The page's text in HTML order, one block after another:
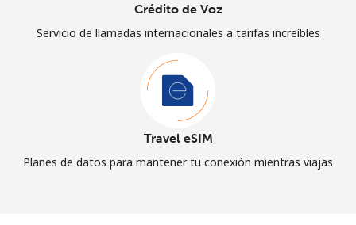
Crédito de Voz
Servicio de llamadas internacionales a tarifas increíbles
Travel eSIM
Planes de datos para mantener tu conexión mientras viajas